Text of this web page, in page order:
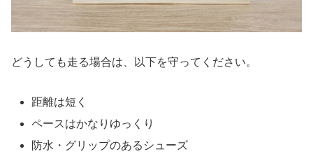
どうしても走る場合は、以下を守ってください。
距離は短く
ペースはかなりゆっくり
防水・グリップのあるシューズ